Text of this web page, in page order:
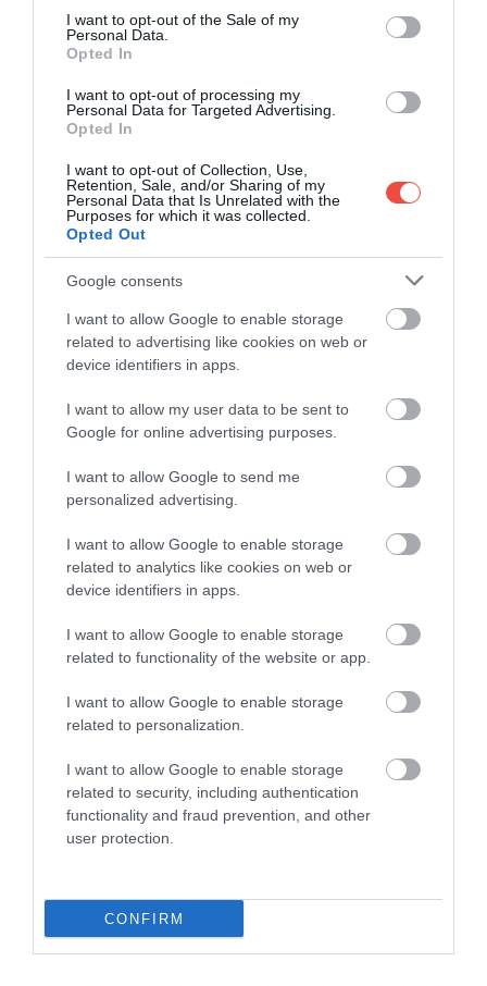
consent section.
I want to opt-out of the Sale of my
Personal Data.
Opted In
I want to opt-out of processing my
Personal Data for Targeted Advertising.
Opted In
I want to opt-out of Collection, Use,
Retention, Sale, and/or Sharing of my
Personal Data that Is Unrelated with the
Purposes for which it was collected.
Opted Out
Google consents
I want to allow Google to enable storage
related to advertising like cookies on web or
device identifiers in apps.
I want to allow my user data to be sent to
Google for online advertising purposes.
I want to allow Google to send me
personalized advertising.
I want to allow Google to enable storage
related to analytics like cookies on web or
device identifiers in apps.
I want to allow Google to enable storage
related to functionality of the website or app.
I want to allow Google to enable storage
related to personalization.
I want to allow Google to enable storage
related to security, including authentication
functionality and fraud prevention, and other
user protection.
CONFIRM
A Medway folyó partján fekvő Aylesford története
egészen az 5. századig nyúlik vissza, amikor véres
csata zajlott itt a brit és az angolszász seregek
között. Ma már jóval nyugodtabb, szinte idilli
a folyóparti séták adják a falu báját. Érdemes
felkeresni a The Friars 13. századi karmelita
kolostorát, amely gazdag vallási gyűjteményéről
ismert. A kolostorkert bejárása után a 16. századi The
Chequers Innben pihenhetünk meg.
csücskében, ahol kocsik helyett szamarakkal
közlekednek
MICKLEHAM
View this post on Instagram